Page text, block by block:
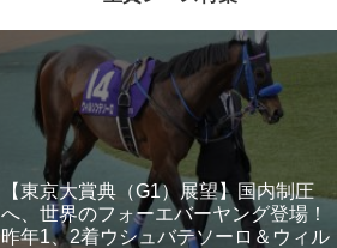
【東京大賞典（G1）展望】国内制圧
へ、世界のフォーエバーヤング登場！
昨年1、2着ウシュバテソーロ＆ウィル